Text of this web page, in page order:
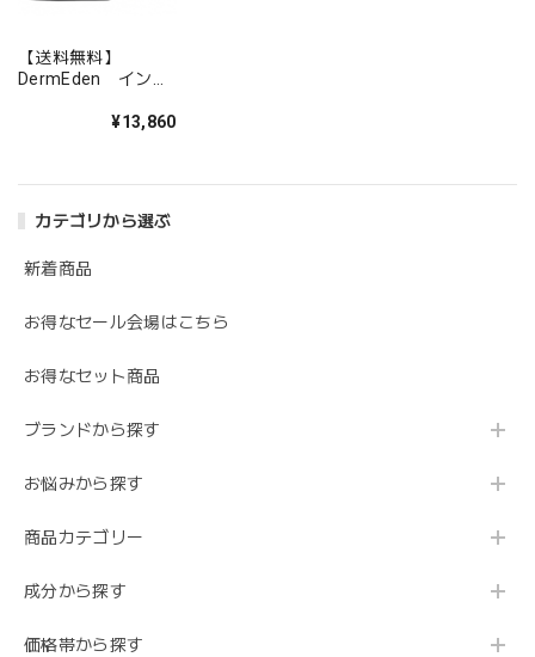
カテゴリから選ぶ
新着商品
お得なセール会場はこちら
お得なセット商品
ブランドから探す
お悩みから探す
商品カテゴリー
成分から探す
価格帯から探す
【送料無料】
DermEden インテ
¥13,860